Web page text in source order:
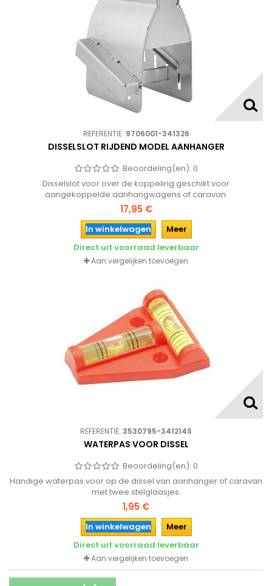
REFERENTIE: 9706001-341326
DISSELSLOT RIJDEND MODEL AANHANGER
Beoordeling(en): 0
Disselslot voor over de koppeling geschikt voor
aangekoppelde aanhangwagens of caravan.
17,95 €
In winkelwagen
Meer
Direct uit voorraad leverbaar
Aan vergelijken toevoegen
REFERENTIE: 3530795-341214S
WATERPAS VOOR DISSEL
Beoordeling(en): 0
Handige waterpas voor op de dissel van aanhanger of caravan
met twee stelglaasjes.
1,95 €
In winkelwagen
Meer
Direct uit voorraad leverbaar
Aan vergelijken toevoegen